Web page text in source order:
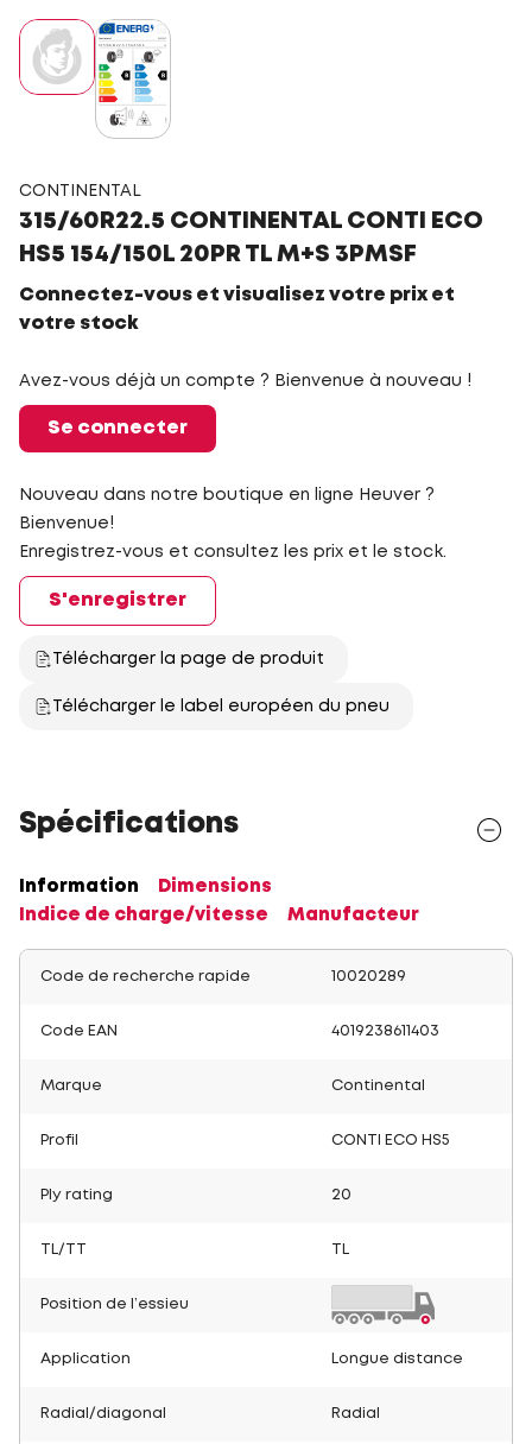
CONTINENTAL
315/60R22.5 CONTINENTAL CONTI ECO
HS5 154/150L 20PR TL M+S 3PMSF
Connectez-vous et visualisez votre prix et
votre stock
Avez-vous déjà un compte ? Bienvenue à nouveau !
Se connecter
Nouveau dans notre boutique en ligne Heuver ?
Bienvenue!
Enregistrez-vous et consultez les prix et le stock.
S'enregistrer
Télécharger la page de produit
Télécharger le label européen du pneu
Spécifications
Information
Dimensions
Indice de charge/vitesse
Manufacteur
Code de recherche rapide 10020289
Code EAN 4019238611403
Marque Continental
Profil CONTI ECO HS5
Ply rating 20
TL/TT
Position de l’essieu
Application Longue distance
Radial/diagonal Radial